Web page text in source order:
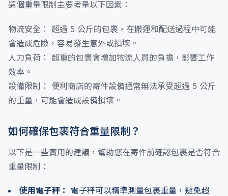
這個重量限制主要考量以下因素：
物流安全： 超過 5 公斤的包裹，在搬運和配送過程中可能
會造成危險，容易發生意外或損壞。
人力負荷： 超重的包裹會增加物流人員的負擔，影響工作
效率。
設備限制： 便利商店的寄件設備通常無法承受超過 5 公斤
的重量，可能會造成設備損壞。
如何確保包裹符合重量限制？
以下是一些實用的建議，幫助您在寄件前確認包裹是否符合
重量限制：
使用電子秤：
電子秤可以精準測量包裹重量，避免超